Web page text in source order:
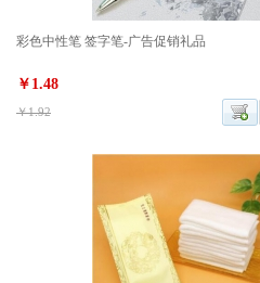
彩色中性笔 签字笔-广告促销礼品
￥1.48
￥1.92